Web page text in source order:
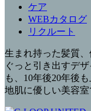
ケア
WEBカタログ
リクルート
生まれ持った髪質
ぐっと引き出すデ
も、10年後20年後
地肌に優しい美容室